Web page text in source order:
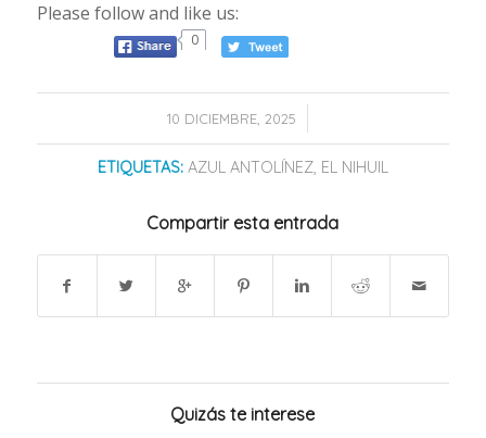
Please follow and like us:
0
10 DICIEMBRE, 2025
/
ETIQUETAS: AZUL ANTOLÍNEZ, EL NIHUIL
Compartir esta entrada
Quizás te interese